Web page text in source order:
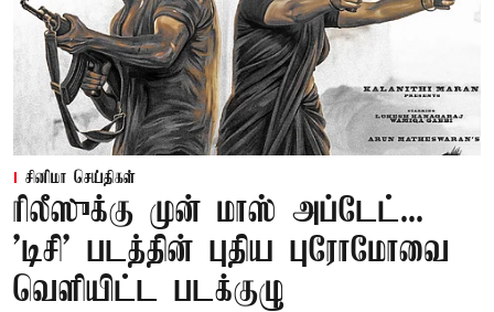
சினிமா செய்திகள்
ரிலீஸுக்கு முன் மாஸ் அப்டேட்...
'டிசி' படத்தின் புதிய புரோமோவை
வெளியிட்ட படக்குழு